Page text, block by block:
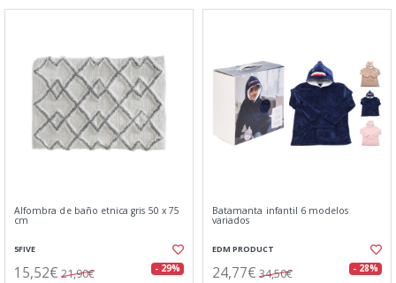
Alfombra de baño etnica gris 50 x 75
cm
5FIVE
15,52€ 21,90€ - 29%
Batamanta infantil 6 modelos
variados
EDM PRODUCT
24,77€ 34,50€ - 28%